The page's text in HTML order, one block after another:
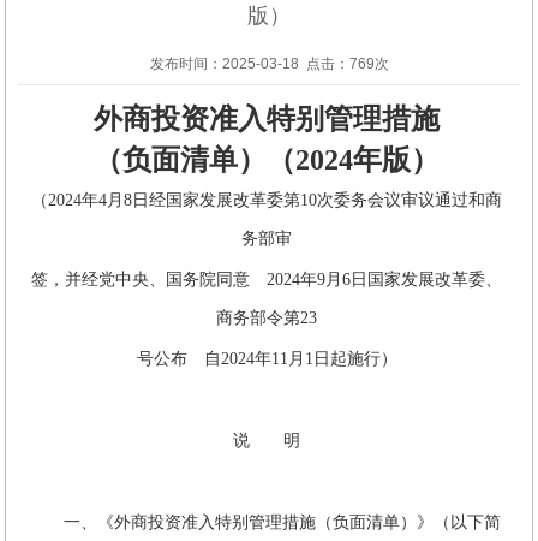
版）
发布时间：2025-03-18 点击： 769次
外商投资准入特别管理措施
（负面清单）（2024年版）
（2024年4月8日经国家发展改革委第10次委务会议审议通过和商
务部审
签，并经党中央、国务院同意 2024年9月6日国家发展改革委、
商务部令第23
号公布 自2024年11月1日起施行）
说 明
一、《外商投资准入特别管理措施（负面清单）》（以下简